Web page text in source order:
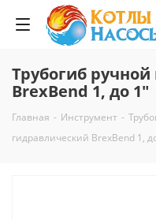
Трубогиб
BrexBend 1, до 1"
Главная - Инструмент -
гидравлический BrexBend 1,